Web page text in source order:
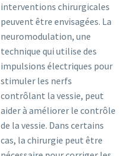
interventions chirurgicales
peuvent être envisagées. La
neuromodulation, une
technique qui utilise des
impulsions électriques pour
stimuler les nerfs
contrôlant la vessie, peut
aider à améliorer le contrôle
de la vessie. Dans certains
cas, la chirurgie peut être